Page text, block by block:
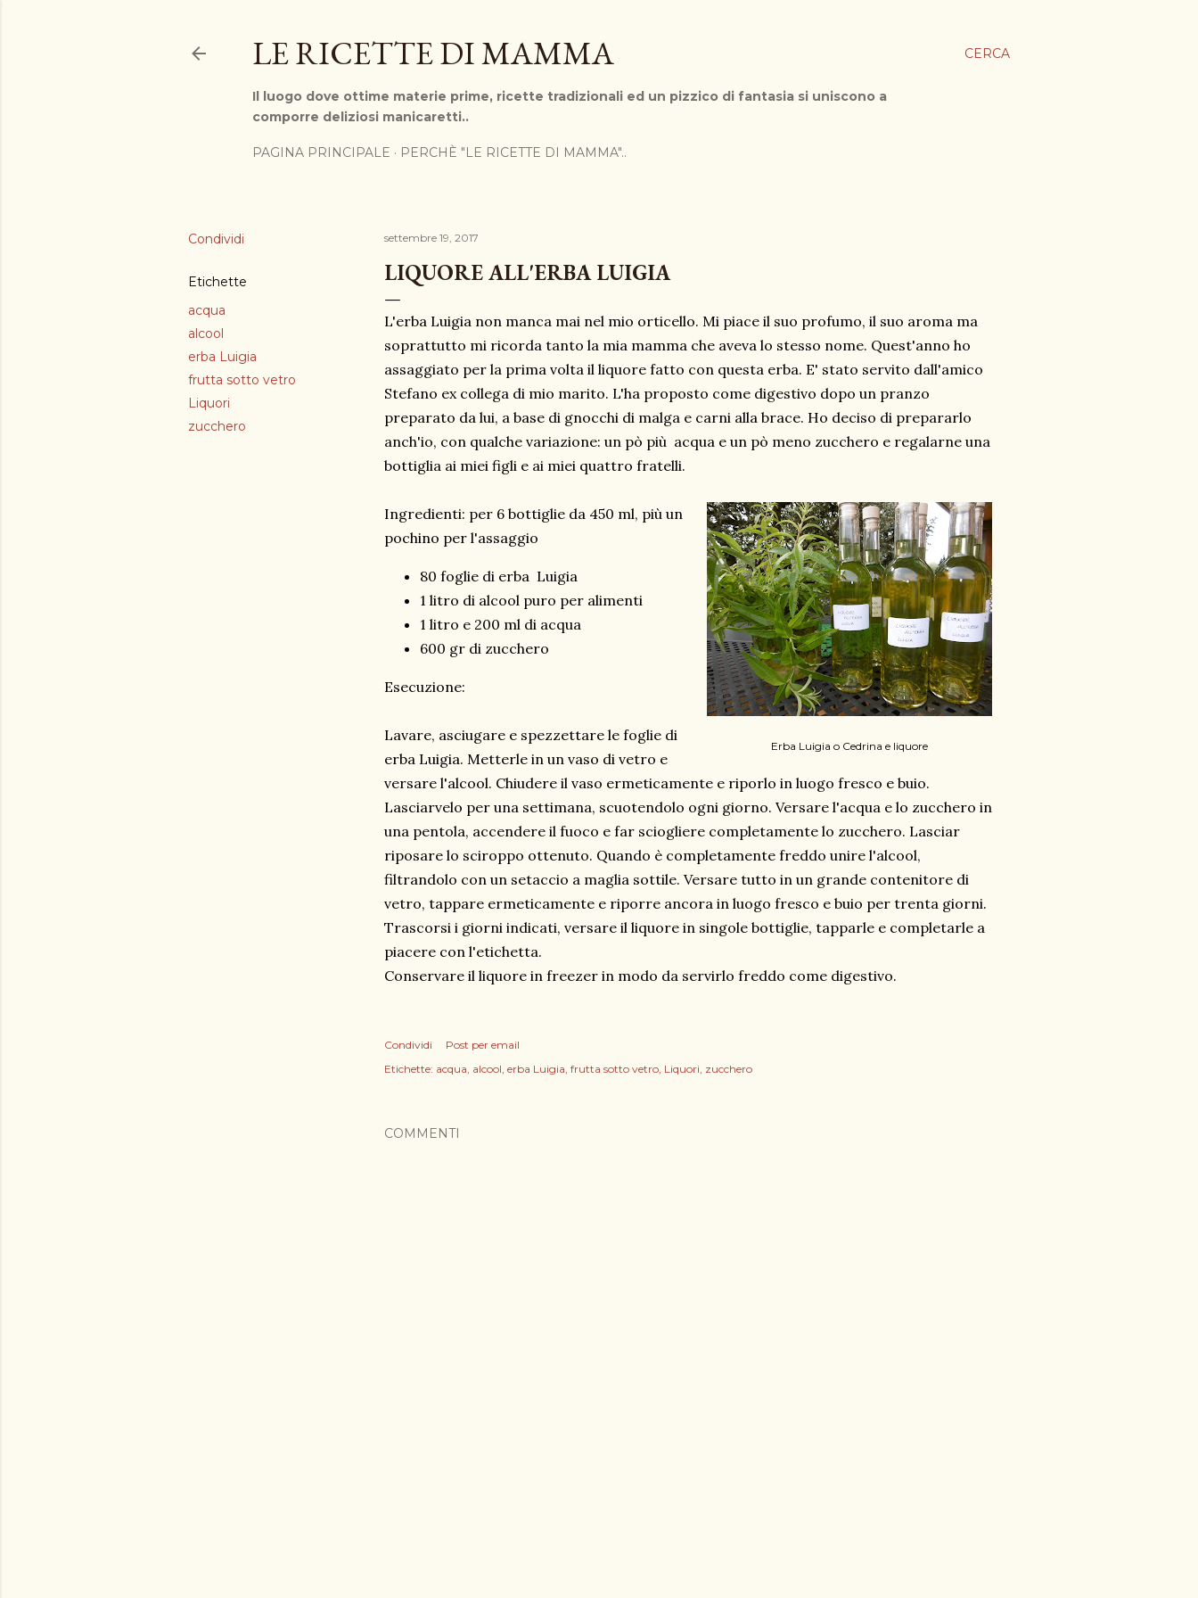
CERCA
LE RICETTE DI MAMMA
Il luogo dove ottime materie prime, ricette tradizionali ed un pizzico di fantasia si uniscono a
comporre deliziosi manicaretti..
PAGINA PRINCIPALE PERCHÈ "LE RICETTE DI MAMMA"..
Condividi
Etichette
acqua
alcool
erba Luigia
frutta sotto vetro
Liquori
zucchero
settembre 19, 2017
LIQUORE ALL'ERBA LUIGIA
L'erba Luigia non manca mai nel mio orticello. Mi piace il suo profumo, il suo aroma ma
soprattutto mi ricorda tanto la mia mamma che aveva lo stesso nome. Quest'anno ho
assaggiato per la prima volta il liquore fatto con questa erba. E' stato servito dall'amico
Stefano ex collega di mio marito. L'ha proposto come digestivo dopo un pranzo
preparato da lui, a base di gnocchi di malga e carni alla brace. Ho deciso di prepararlo
anch'io, con qualche variazione: un pò più acqua e un pò meno zucchero e regalarne una
bottiglia ai miei figli e ai miei quattro fratelli.
Erba Luigia o Cedrina e liquore
Ingredienti: per 6 bottiglie da 450 ml, più un
pochino per l'assaggio
80 foglie di erba Luigia
1 litro di alcool puro per alimenti
1 litro e 200 ml di acqua
600 gr di zucchero
Esecuzione:
Lavare, asciugare e spezzettare le foglie di
erba Luigia. Metterle in un vaso di vetro e
versare l'alcool. Chiudere il vaso ermeticamente e riporlo in luogo fresco e buio.
Lasciarvelo per una settimana, scuotendolo ogni giorno. Versare l'acqua e lo zucchero in
una pentola, accendere il fuoco e far sciogliere completamente lo zucchero. Lasciar
riposare lo sciroppo ottenuto. Quando è completamente freddo unire l'alcool,
filtrandolo con un setaccio a maglia sottile. Versare tutto in un grande contenitore di
vetro, tappare ermeticamente e riporre ancora in luogo fresco e buio per trenta giorni.
Trascorsi i giorni indicati, versare il liquore in singole bottiglie, tapparle e completarle a
piacere con l'etichetta.
Conservare il liquore in freezer in modo da servirlo freddo come digestivo.
Condividi
Post per email
Etichette: acqua alcool erba Luigia frutta sotto vetro Liquori zucchero
COMMENTI